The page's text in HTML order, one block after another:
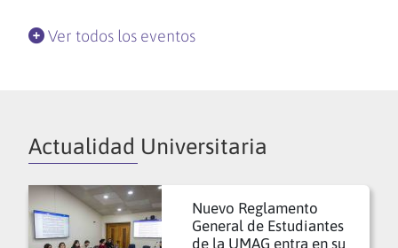
Ver todos los eventos
Actualidad Universitaria
Nuevo Reglamento
General de Estudiantes
de la UMAG entra en su